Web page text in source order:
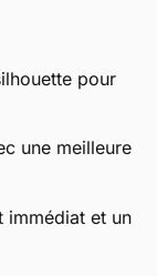
pour
une meilleure
immédiat et un